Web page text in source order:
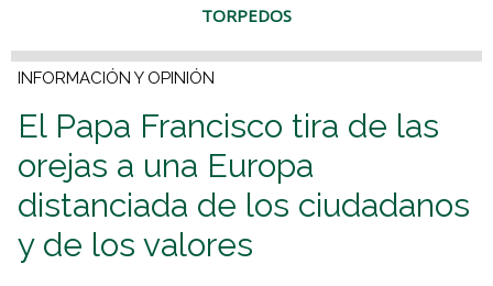
TORPEDOS
INFORMACIÓN Y OPINIÓN
El Papa Francisco tira de las
orejas a una Europa
distanciada de los ciudadanos
y de los valores